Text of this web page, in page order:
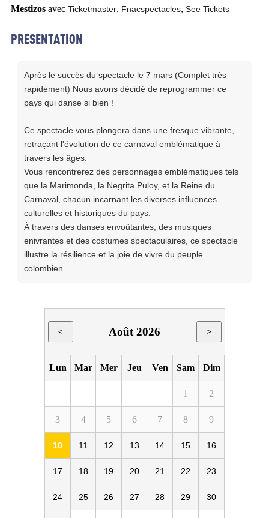
Mestizos avec Ticketmaster, Fnacspectacles, See Tickets
PRESENTATION
Après le succès du spectacle le 7 mars (Complet très
rapidement) Nous avons décidé de reprogrammer ce
pays qui danse si bien !
Ce spectacle vous plongera dans une fresque vibrante,
retraçant l'évolution de ce carnaval emblématique à
travers les âges.
Vous rencontrerez des personnages emblématiques tels
que la Marimonda, la Negrita Puloy, et la Reine du
Carnaval, chacun incarnant les diverses influences
culturelles et historiques du pays.
À travers des danses envoûtantes, des musiques
enivrantes et des costumes spectaculaires, ce spectacle
illustre la résilience et la joie de vivre du peuple
colombien.
< Août 2026 >
Lun Mar Mer Jeu Ven Sam Dim
1 2
3 4 5 6 7 8 9
10 11 12 13 14 15 16
17 18 19 20 21 22 23
24 25 26 27 28 29 30